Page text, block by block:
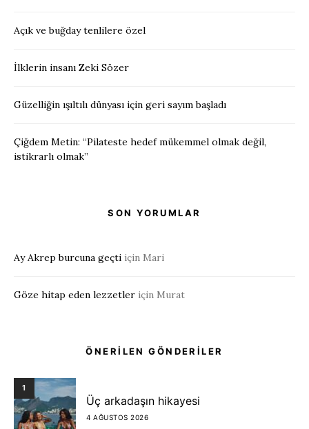
Açık ve buğday tenlilere özel
İlklerin insanı Zeki Sözer
Güzelliğin ışıltılı dünyası için geri sayım başladı
Çiğdem Metin: “Pilateste hedef mükemmel olmak değil,
istikrarlı olmak”
SON YORUMLAR
Ay Akrep burcuna geçti için Mari
Göze hitap eden lezzetler için Murat
ÖNERİLEN GÖNDERİLER
1
Üç arkadaşın hikayesi
4 AĞUSTOS 2026